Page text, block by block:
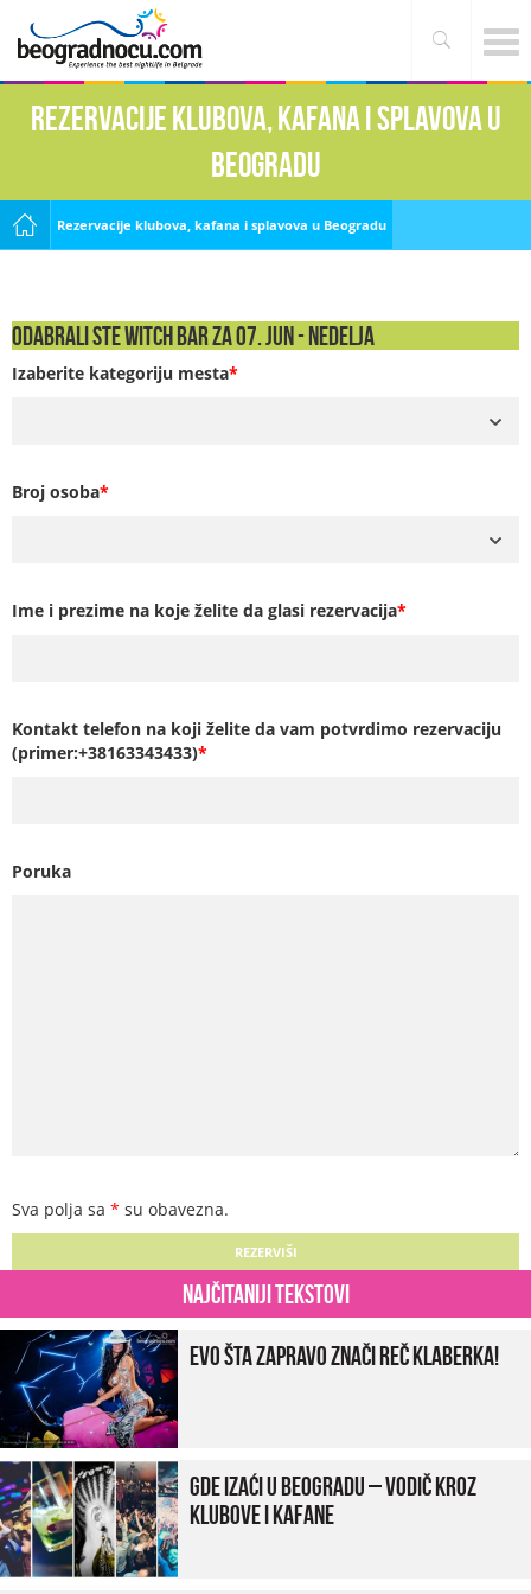
Rezervacije klubova, kafana i splavova u
Beogradu
Rezervacije klubova, kafana i splavova u Beogradu
Odabrali ste Witch Bar za 07. Jun - NEDELJA
Izaberite kategoriju mesta*
Broj osoba*
Ime i prezime na koje želite da glasi rezervacija*
Kontakt telefon na koji želite da vam potvrdimo rezervaciju
(primer:+38163343433)*
Poruka
Sva polja sa * su obavezna.
Najčitaniji tekstovi
Evo šta zapravo znači reč klaberka!
Gde izaći u Beogradu – vodič kroz
klubove i kafane